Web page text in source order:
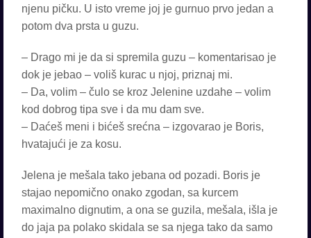
njenu pičku. U isto vreme joj je gurnuo prvo jedan a
potom dva prsta u guzu.
– Drago mi je da si spremila guzu – komentarisao je
dok je jebao – voliš kurac u njoj, priznaj mi.
– Da, volim – čulo se kroz Jelenine uzdahe – volim
kod dobrog tipa sve i da mu dam sve.
– Daćeš meni i bićeš srećna – izgovarao je Boris,
hvatajući je za kosu.
Jelena je mešala tako jebana od pozadi. Boris je
stajao nepomično onako zgodan, sa kurcem
maximalno dignutim, a ona se guzila, mešala, išla je
do jaja pa polako skidala se sa njega tako da samo